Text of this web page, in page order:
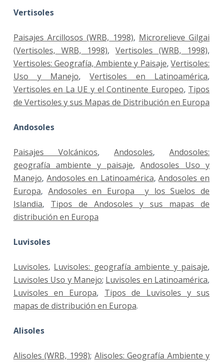
Vertisoles
Paisajes Arcillosos (WRB, 1998), Microrelieve Gilgai
(Vertisoles, WRB, 1998),Vertisoles (WRB, 1998),
Vertisoles: Geografía, Ambiente y Paisaje,Vertisoles:
Uso y Manejo,Vertisoles en Latinoamérica,
Vertisoles en La UE y el Continente Europeo, Tipos
de Vertisoles y sus Mapas de Distribución en Europa
Andosoles
Paisajes Volcánicos,Andosoles,Andosoles:
geografía ambiente y paisaje,Andosoles Uso y
Manejo, Andosoles en Latinoamérica,Andosoles en
Europa, Andosoles en Europa y los Suelos de
Islandia, Tipos de Andosoles y sus mapas de
distribución en Europa
Luvisoles
Luvisoles, Luvisoles: geografía ambiente y paisaje,
Luvisoles Uso y Manejo; Luvisoles en Latinoamérica,
Luvisoles en Europa, Tipos de Luvisoles y sus
mapas de distribución en Europa.
Alisoles
Alisoles (WRB, 1998); Alisoles: Geografía Ambiente y